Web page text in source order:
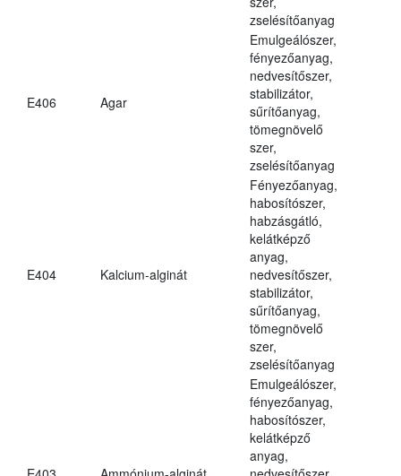
zselésítőanyag
E406 Agar
Emulgeálószer,
fényezőanyag,
nedvesítőszer,
stabilizátor,
sűrítőanyag,
tömegnövelő
szer,
zselésítőanyag
E404 Kalcium-alginát
Fényezőanyag,
habosítószer,
habzásgátló,
kelátképző
anyag,
nedvesítőszer,
stabilizátor,
sűrítőanyag,
tömegnövelő
szer,
zselésítőanyag
Emulgeálószer,
fényezőanyag,
habosítószer,
kelátképző
anyag,